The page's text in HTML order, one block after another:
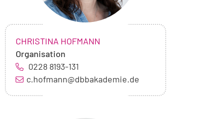
NAME:
CHRISTINA HOFMANN
Organisation
0228 8193-131
c.hofmann@dbbakademie.de